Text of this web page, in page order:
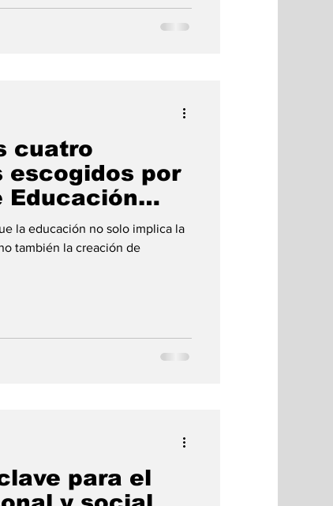
cuatro
escogidos por
Educación
Gestión
Escolar
la educación no solo implica la
también la creación de
para el